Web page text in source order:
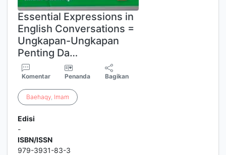
Essential Expressions in
English Conversations =
Ungkapan-Ungkapan
Penting Da…
Komentar Penanda Bagikan
Baehaqy, Imam
Edisi
-
ISBN/ISSN
979-3931-83-3